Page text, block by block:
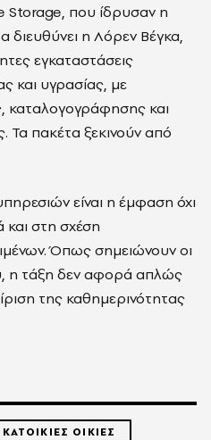
που ίδρυσαν η
διευθύνει η Λόρεν Βέγκα,
εγκαταστάσεις
και υγρασίας, με
καταλογογράφησης και
πακέτα ξεκινούν από
είναι η έμφαση όχι
και στη σχέση
Όπως σημειώνουν οι
η τάξη δεν αφορά απλώς
της καθημερινότητας
ΟΙΚΙΕΣ